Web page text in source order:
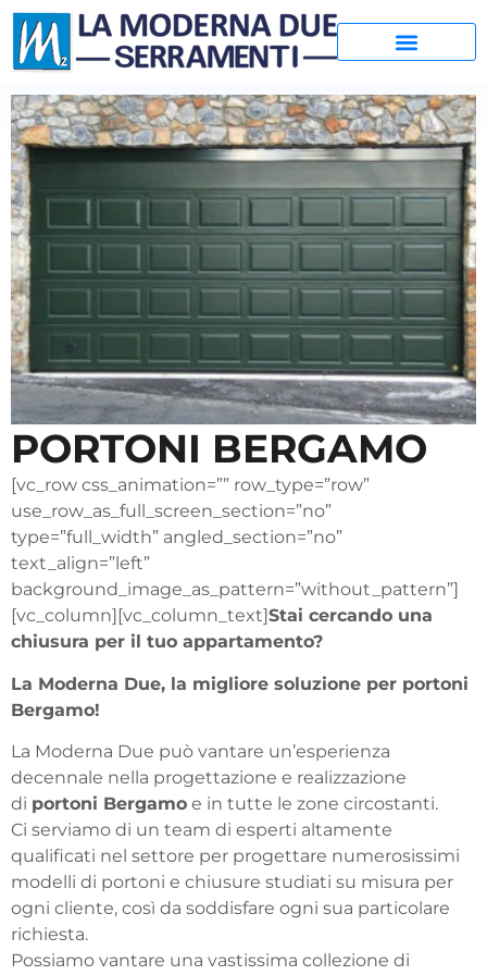
PORTONI BERGAMO
[vc_row css_animation=”” row_type=”row”
use_row_as_full_screen_section=”no”
type=”full_width” angled_section=”no”
text_align=”left”
background_image_as_pattern=”without_pattern”]
[vc_column][vc_column_text]Stai cercando una
chiusura per il tuo appartamento?
La Moderna Due, la migliore soluzione per portoni
Bergamo!
La Moderna Due può vantare un’esperienza
decennale nella progettazione e realizzazione
di portoni Bergamo e in tutte le zone circostanti.
Ci serviamo di un team di esperti altamente
qualificati nel settore per progettare numerosissimi
modelli di portoni e chiusure studiati su misura per
ogni cliente, così da soddisfare ogni sua particolare
richiesta.
Possiamo vantare una vastissima collezione di